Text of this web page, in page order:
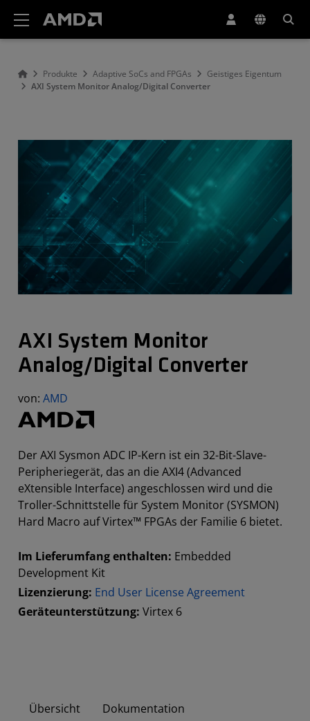
Produkte Adaptive SoCs and FPGAs
Geistiges Eigentum
AXI System Monitor Analog/Digital Converter
AXI System Monitor
Analog/Digital Converter
von: AMD
Der AXI Sysmon ADC IP-Kern ist ein 32-Bit-Slave-
Peripheriegerät, das an die AXI4 (Advanced
eXtensible Interface) angeschlossen wird und die
Troller-Schnittstelle für System Monitor (SYSMON)
Hard Macro auf Virtex™ FPGAs der Familie 6 bietet.
Im Lieferumfang enthalten: Embedded
Development Kit
Lizenzierung: End User License Agreement
Geräteunterstützung: Virtex 6
Übersicht Dokumentation